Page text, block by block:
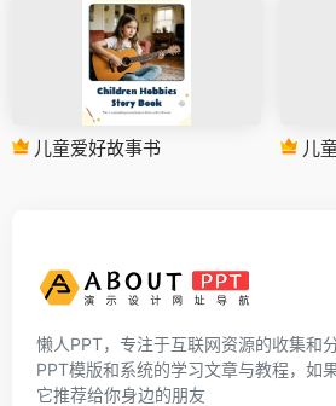
儿童爱好故事书 儿
懒人PPT，专注于互联网资源的收集和
PPT模版和系统的学习文章与教程，如
它推荐给你身边的朋友